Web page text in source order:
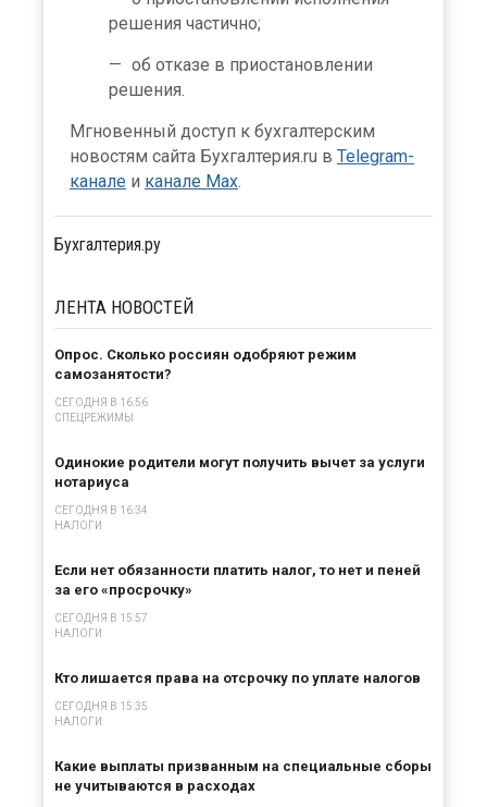
решения частично;
об отказе в приостановлении
решения.
Мгновенный доступ к бухгалтерским
новостям сайта Бухгалтерия.ru в Telegram-
канале и канале Max.
Бухгалтерия.ру
ЛЕНТА НОВОСТЕЙ
Опрос. Сколько россиян одобряют режим
самозанятости?
СЕГОДНЯ В 16:56
СПЕЦРЕЖИМЫ
Одинокие родители могут получить вычет за услуги
нотариуса
СЕГОДНЯ В 16:34
НАЛОГИ
Если нет обязанности платить налог, то нет и пеней
за его «просрочку»
СЕГОДНЯ В 15:57
НАЛОГИ
Кто лишается права на отсрочку по уплате налогов
СЕГОДНЯ В 15:35
НАЛОГИ
Какие выплаты призванным на специальные сборы
не учитываются в расходах